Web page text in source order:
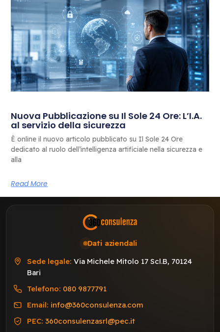
Nuova Pubblicazione su Il Sole 24 Ore: L’I.A.
al servizio della sicurezza
È online il nuovo articolo pubblicato su Il Sole 24 Ore
dedicato al ruolo dell’intelligenza artificiale nella sicurezza e
alla
Read More
Dati aziendali
Sede legale: Via Michele Mitolo 17 Scl.B, 70124
Bari
Telefono: 080 9877791
Email: info@360consulenza.com
PEC: 360consulenzasrl@pec.it